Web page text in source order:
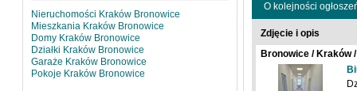
O kolejności
Zdjęcie i opis
Bronowice / Kraków
Nieruchomości Kraków Bronowice
Mieszkania Kraków Bronowice
Domy Kraków Bronowice
Działki Kraków Bronowice
Garaże Kraków Bronowice
Pokoje Kraków Bronowice